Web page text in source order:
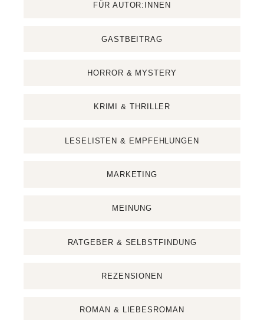
FÜR AUTOR:INNEN
GASTBEITRAG
HORROR & MYSTERY
KRIMI & THRILLER
LESELISTEN & EMPFEHLUNGEN
MARKETING
MEINUNG
RATGEBER & SELBSTFINDUNG
REZENSIONEN
ROMAN & LIEBESROMAN